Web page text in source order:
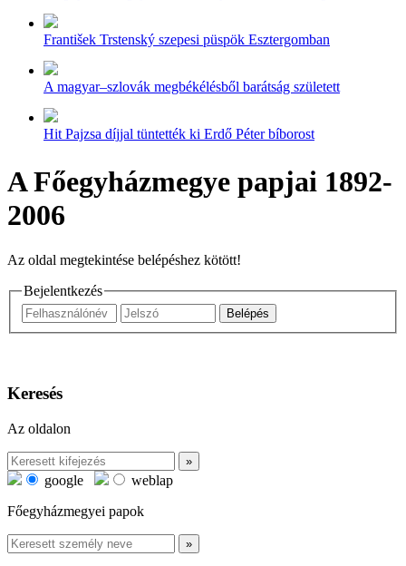
František Trstenský szepesi püspök Esztergomban
A magyar–szlovák megbékélésből barátság született
Hit Pajzsa díjjal tüntették ki Erdő Péter bíborost
A Főegyházmegye papjai 1892-
2006
Az oldal megtekintése belépéshez kötött!
Bejelentkezés
Keresés
Az oldalon
google
weblap
Főegyházmegyei papok